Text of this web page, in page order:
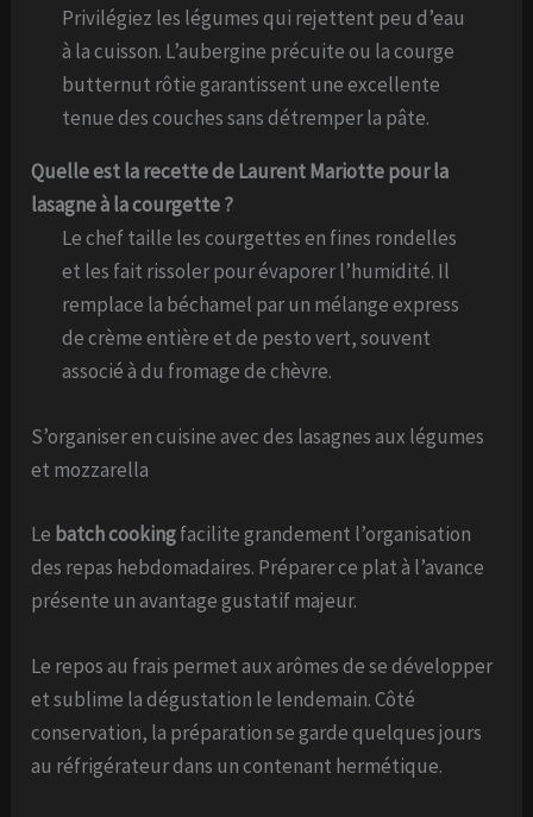
Privilégiez les légumes qui rejettent peu d’eau
à la cuisson. L’aubergine précuite ou la courge
butternut rôtie garantissent une excellente
tenue des couches sans détremper la pâte.
Quelle est la recette de Laurent Mariotte pour la
lasagne à la courgette ?
Le chef taille les courgettes en fines rondelles
et les fait rissoler pour évaporer l’humidité. Il
remplace la béchamel par un mélange express
de crème entière et de pesto vert, souvent
associé à du fromage de chèvre.
S’organiser en cuisine avec des lasagnes aux légumes
et mozzarella
Le batch cookingfacilite grandement l’organisation
des repas hebdomadaires. Préparer ce plat à l’avance
présente un avantage gustatif majeur.
Le repos au frais permet aux arômes de se développer
et sublime la dégustation le lendemain. Côté
conservation, la préparation se garde quelques jours
au réfrigérateur dans un contenant hermétique.